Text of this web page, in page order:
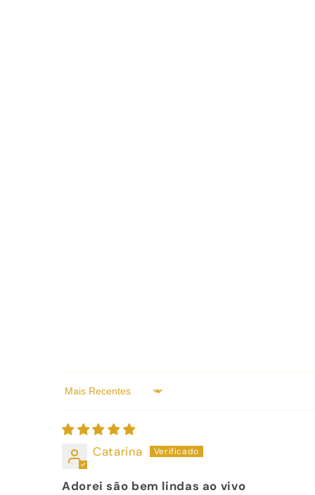
Sort by
Catarina
Adorei são bem lindas ao vivo